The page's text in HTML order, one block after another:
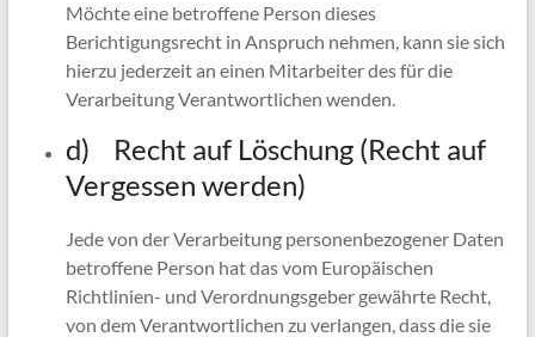
Möchte eine betroffene Person dieses
Berichtigungsrecht in Anspruch nehmen, kann sie sich
hierzu jederzeit an einen Mitarbeiter des für die
Verarbeitung Verantwortlichen wenden.
d) Recht auf Löschung (Recht auf
Vergessen werden)
Jede von der Verarbeitung personenbezogener Daten
betroffene Person hat das vom Europäischen
Richtlinien- und Verordnungsgeber gewährte Recht,
von dem Verantwortlichen zu verlangen, dass die sie